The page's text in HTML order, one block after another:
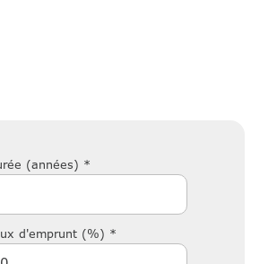
(années) *
d'emprunt (%) *